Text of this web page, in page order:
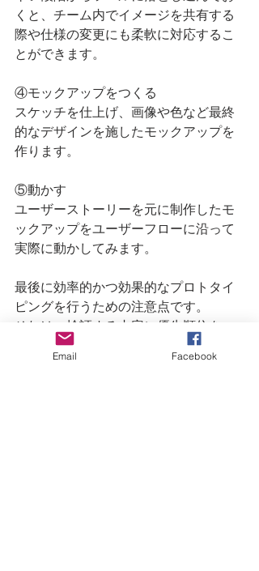
くと、チーム内でイメージを共有する
際や仕様の変更にも柔軟に対応するこ
とができます。
④モックアップをつくる
スケッチを仕上げ、画像や色など最終
的なデザインを施したモックアップを
作ります。
⑤動かす
ユーザーストーリーを元に制作したモ
ックアップをユーザーフローに沿って
実際に動かしてみます。
最後に効率的かつ効果的なプロトタイ
ピングを行うための注意点です。
それは、検証する内容に優先順位をつ
けたり、検証すべき目的を明確にして
おくことです。
Email Facebook